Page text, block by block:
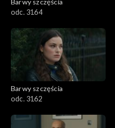
odc. 3164
Barwy szczęścia
odc. 3162